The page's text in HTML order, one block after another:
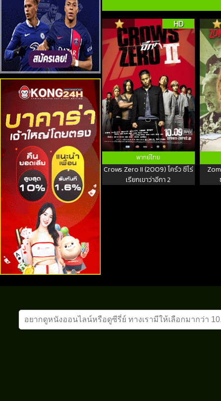
HD
พากย์ไทย
Crows Zero II (2009) โคร์ว ซีโร่
เรียกเขาว่าอีกา 2